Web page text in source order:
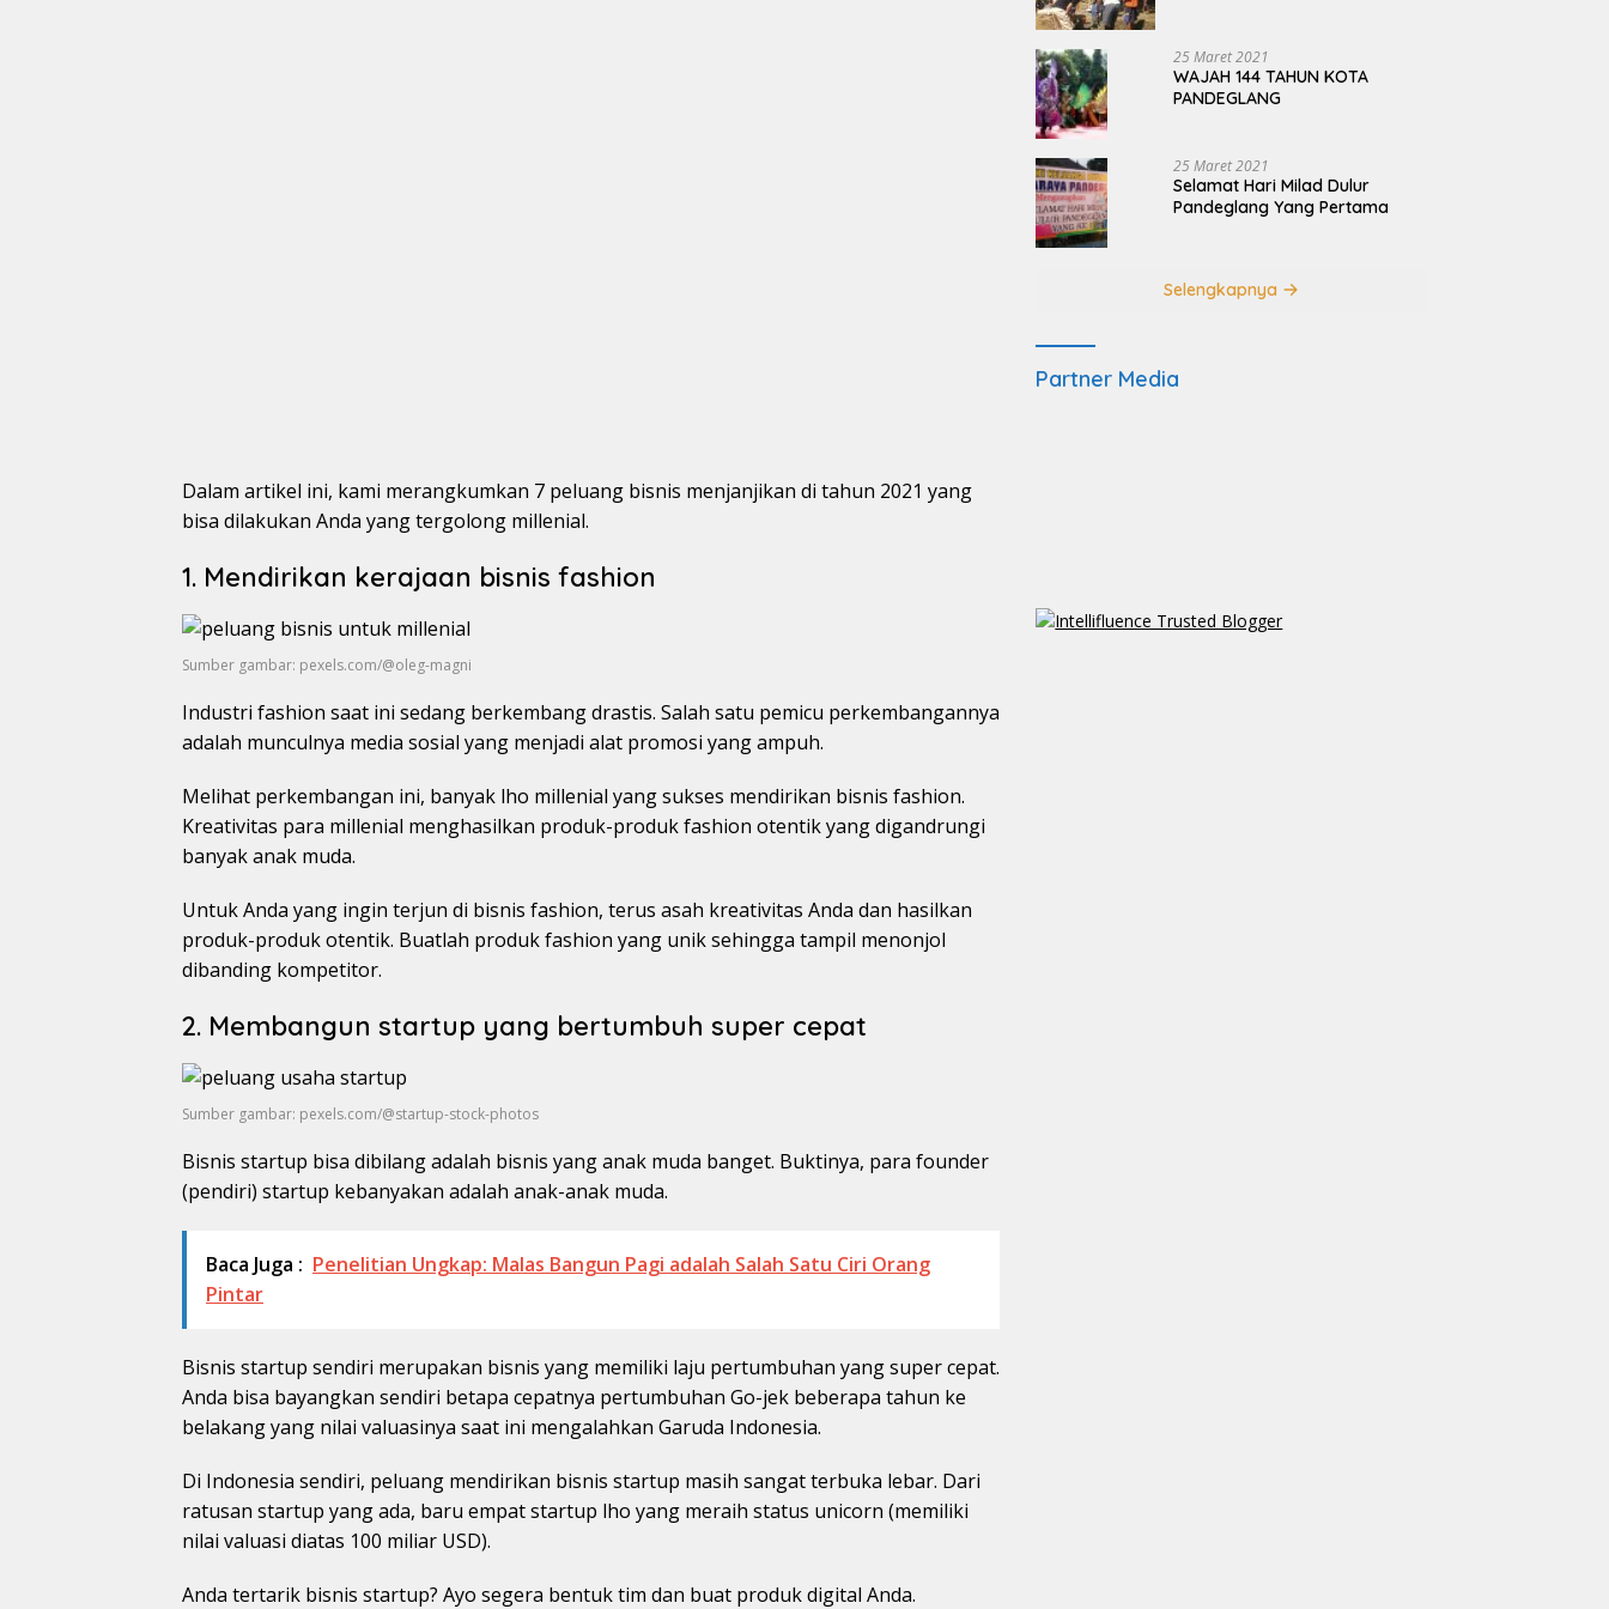
Dalam artikel ini, kami merangkumkan 7 peluang bisnis menjanjikan di tahun 2021 yang
bisa dilakukan Anda yang tergolong millenial.
1. Mendirikan kerajaan bisnis fashion
Sumber gambar: pexels.com/@oleg-magni
Industri fashion saat ini sedang berkembang drastis. Salah satu pemicu perkembangannya
adalah munculnya media sosial yang menjadi alat promosi yang ampuh.
Melihat perkembangan ini, banyak lho millenial yang sukses mendirikan bisnis fashion.
Kreativitas para millenial menghasilkan produk-produk fashion otentik yang digandrungi
banyak anak muda.
Untuk Anda yang ingin terjun di bisnis fashion, terus asah kreativitas Anda dan hasilkan
produk-produk otentik. Buatlah produk fashion yang unik sehingga tampil menonjol
dibanding kompetitor.
2. Membangun startup yang bertumbuh super cepat
Sumber gambar: pexels.com/@startup-stock-photos
Bisnis startup bisa dibilang adalah bisnis yang anak muda banget. Buktinya, para founder
(pendiri) startup kebanyakan adalah anak-anak muda.
Baca Juga : Penelitian Ungkap: Malas Bangun Pagi adalah Salah Satu Ciri Orang
Pintar
Bisnis startup sendiri merupakan bisnis yang memiliki laju pertumbuhan yang super cepat.
Anda bisa bayangkan sendiri betapa cepatnya pertumbuhan Go-jek beberapa tahun ke
belakang yang nilai valuasinya saat ini mengalahkan Garuda Indonesia.
Di Indonesia sendiri, peluang mendirikan bisnis startup masih sangat terbuka lebar. Dari
ratusan startup yang ada, baru empat startup lho yang meraih status unicorn (memiliki
nilai valuasi diatas 100 miliar USD).
Anda tertarik bisnis startup? Ayo segera bentuk tim dan buat produk digital Anda.
25 Maret 2021
WAJAH 144 TAHUN KOTA
PANDEGLANG
25 Maret 2021
Selamat Hari Milad Dulur
Pandeglang Yang Pertama
Selengkapnya
Partner Media